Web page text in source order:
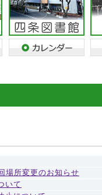
場所変更のお知らせ
いて